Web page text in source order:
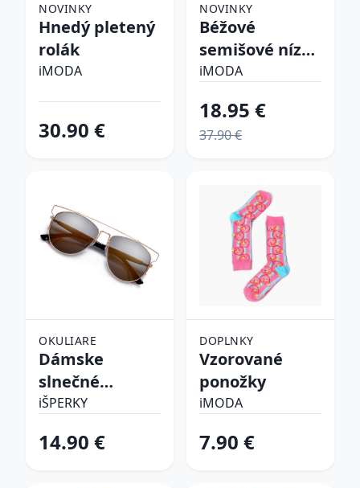
NOVINKY
Hnedý pletený
rolák
iMODA
30.90 €
NOVINKY
Béžové
semišové nízke
čižmy
iMODA
18.95 €
37.90 €
OKULIARE
Dámske
slnečné
okuliare
iŠPERKY
14.90 €
DOPLNKY
Vzorované
ponožky
iMODA
7.90 €